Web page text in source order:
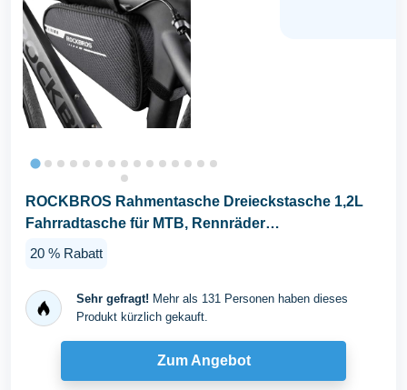
ROCKBROS Rahmentasche Dreieckstasche 1,2L
Fahrradtasche für MTB, Rennräder
Wasserabweisende...
20 % Rabatt
Sehr gefragt! Mehr als 131 Personen haben dieses
Produkt kürzlich gekauft.
Zum Angebot